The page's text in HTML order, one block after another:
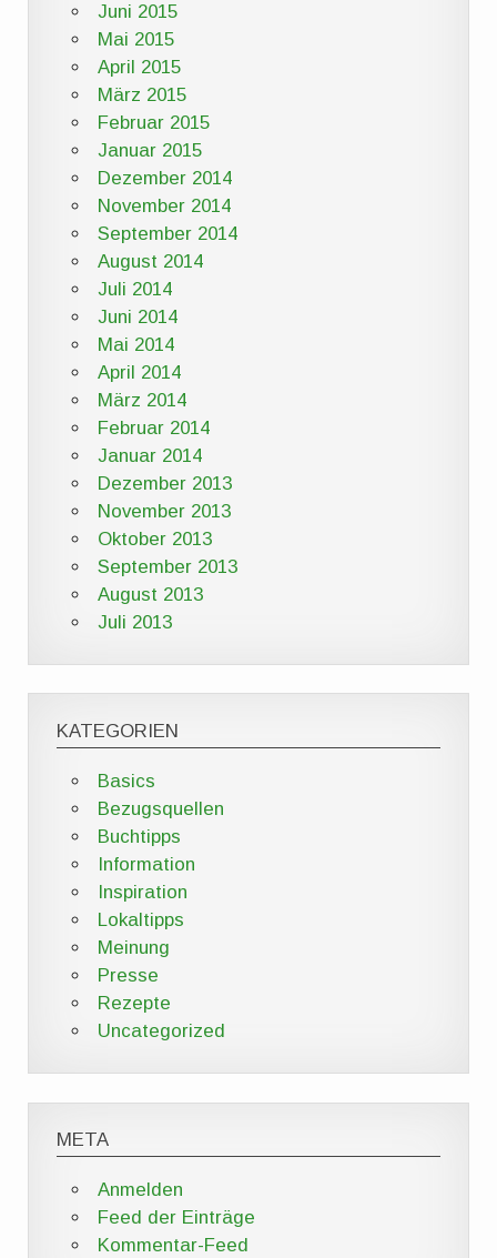
Juni 2015
Mai 2015
April 2015
März 2015
Februar 2015
Januar 2015
Dezember 2014
November 2014
September 2014
August 2014
Juli 2014
Juni 2014
Mai 2014
April 2014
März 2014
Februar 2014
Januar 2014
Dezember 2013
November 2013
Oktober 2013
September 2013
August 2013
Juli 2013
KATEGORIEN
Basics
Bezugsquellen
Buchtipps
Information
Inspiration
Lokaltipps
Meinung
Presse
Rezepte
Uncategorized
META
Anmelden
Feed der Einträge
Kommentar-Feed